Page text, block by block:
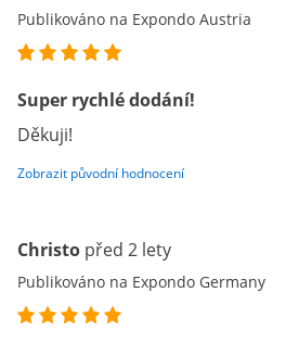
Publikováno na Expondo Austria
Super rychlé dodání!
Děkuji!
Zobrazit původní hodnocení
Christo před 2 lety
Publikováno na Expondo Germany